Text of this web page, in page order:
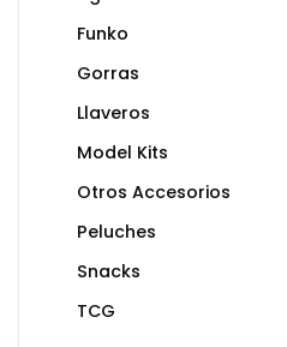
Funko
Gorras
Llaveros
Model Kits
Otros Accesorios
Peluches
Snacks
TCG